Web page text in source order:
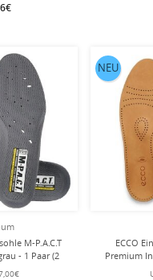
M-P.A.C.T
- 1 Paar (2
ECCO
Premium
NEU